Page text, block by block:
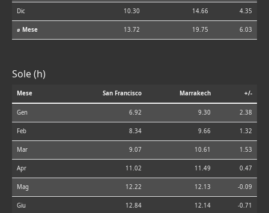
Dic 10.30 14.66 4.35
⌀ Mese 13.72 19.75 6.03
Sole (h)
Mese San Francisco Marrakech +/-
Gen 6.92 9.30 2.38
Feb 8.34 9.66 1.32
Mar 9.07 10.61 1.53
Apr 11.02 11.49 0.47
Mag 12.22 12.13 -0.09
Giu 12.84 12.14 -0.71